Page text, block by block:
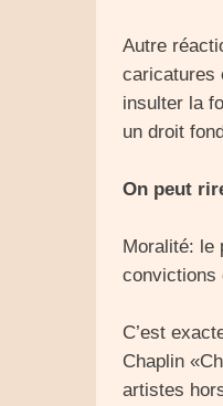
Autre
caricatures
insulter la
un droit
On peut
Moralité: le
convictions
C’est
Chaplin
artistes